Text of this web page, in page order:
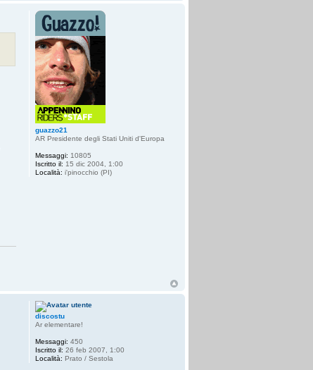
guazzo21
AR Presidente degli Stati Uniti d'Europa
Messaggi: 10805
Iscritto il: 15 dic 2004, 1:00
Località: i'pinocchio (PI)
discostu
Ar elementare!
Messaggi: 450
Iscritto il: 26 feb 2007, 1:00
Località: Prato / Sestola